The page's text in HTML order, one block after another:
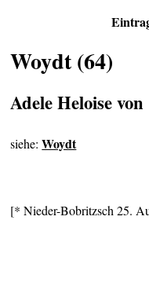
Woydt (64)
Adele Heloise von
siehe:Woydt
[* Nieder-Bobritzsch 25.